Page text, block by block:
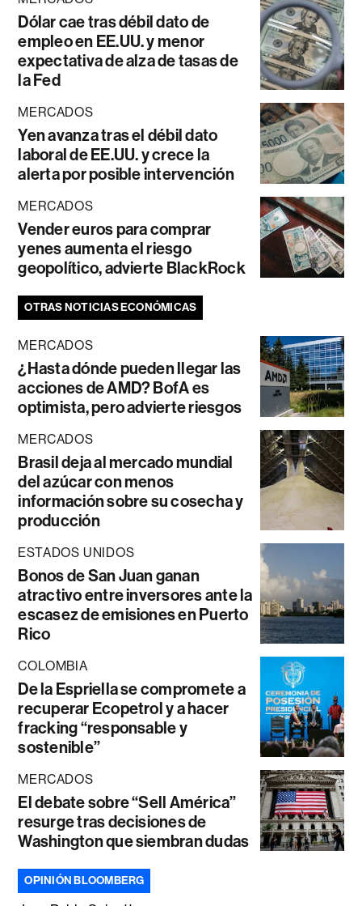
Dólar cae tras débil dato de
empleo en EE.UU. y menor
expectativa de alza de tasas de
la Fed
MERCADOS
Yen avanza tras el débil dato
laboral de EE.UU. y crece la
alerta por posible intervención
MERCADOS
Vender euros para comprar
yenes aumenta el riesgo
geopolítico, advierte BlackRock
OTRAS NOTICIAS ECONÓMICAS
MERCADOS
¿Hasta dónde pueden llegar las
acciones de AMD? BofA es
optimista, pero advierte riesgos
MERCADOS
Brasil deja al mercado mundial
del azúcar con menos
información sobre su cosecha y
producción
ESTADOS UNIDOS
Bonos de San Juan ganan
atractivo entre inversores ante la
escasez de emisiones en Puerto
Rico
COLOMBIA
De la Espriella se compromete a
recuperar Ecopetrol y a hacer
fracking “responsable y
sostenible”
MERCADOS
El debate sobre “Sell América”
resurge tras decisiones de
Washington que siembran dudas
OPINIÓN BLOOMBERG